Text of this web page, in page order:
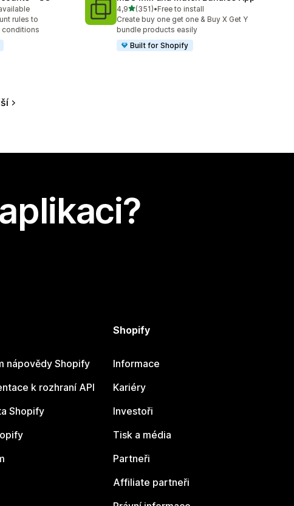
72
rules to
conditions
4,9z 5 hvězd
(351)
Celkový počet recenzí: 351
•Free to install
Create buy one get one & Buy X Get Y
bundle products easily
Built for Shopify
nápovědy Shopify
k rozhraní API
Shopify
Shopify
Informace
Kariéry
Investoři
Tisk a média
Partneři
Affiliate partneři